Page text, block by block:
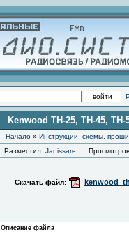
Kenwood TH-25, TH-45,
Начало » Инструкции, схемы,
Разместил: Janissare Просмотров
Скачать файл:
Описание файла